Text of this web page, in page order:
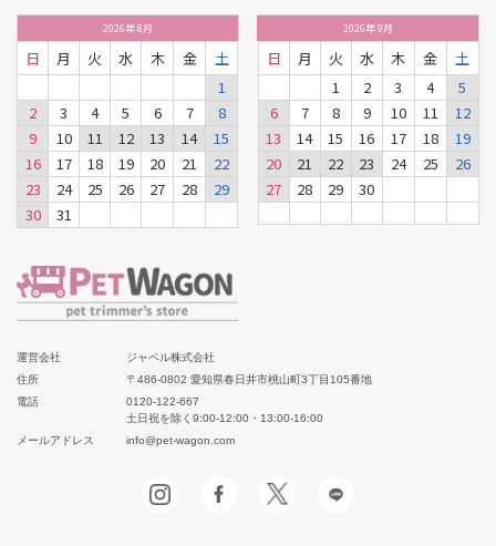
2026年8月
日 月 火 水 木 金
土
1
2
3 4 5 6 7
8
9
10 11 12 13 14
15
16
17 18 19 20 21
22
23
24 25 26 27 28
29
30
31
2026年9月
日 月 火 水 木 金
土
1
2 3 4
5
6
7 8 9 10 11
12
13
14 15 16 17 18
19
20
21 22 23 24 25
26
27
28 29 30
運営会社
ジャペル株式会社
住所
〒486-0802 愛知県春日井市桃山町3丁目105番地
電話
0120-122-667
土日祝を除く9:00-12:00・13:00-16:00
メールアドレス
info@pet-wagon.com